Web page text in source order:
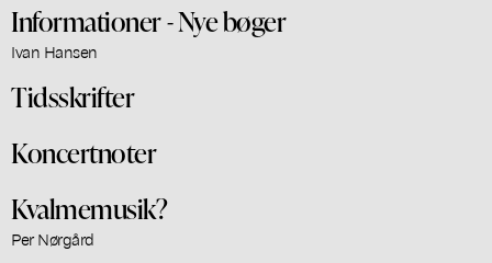
Informationer - Nye bøger
Ivan Hansen
Tidsskrifter
Koncertnoter
Kvalmemusik?
Per Nørgård